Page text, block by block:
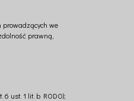
prowadzących we
prawną,
ust. 1 lit. b RODO);